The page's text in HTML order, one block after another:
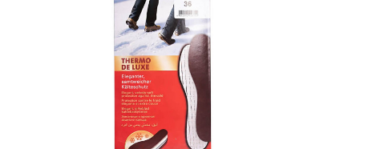
Suela termica
calefactable.
La suela extremadamente fina no es
voluminosa, se adapta a zapatos elegantes